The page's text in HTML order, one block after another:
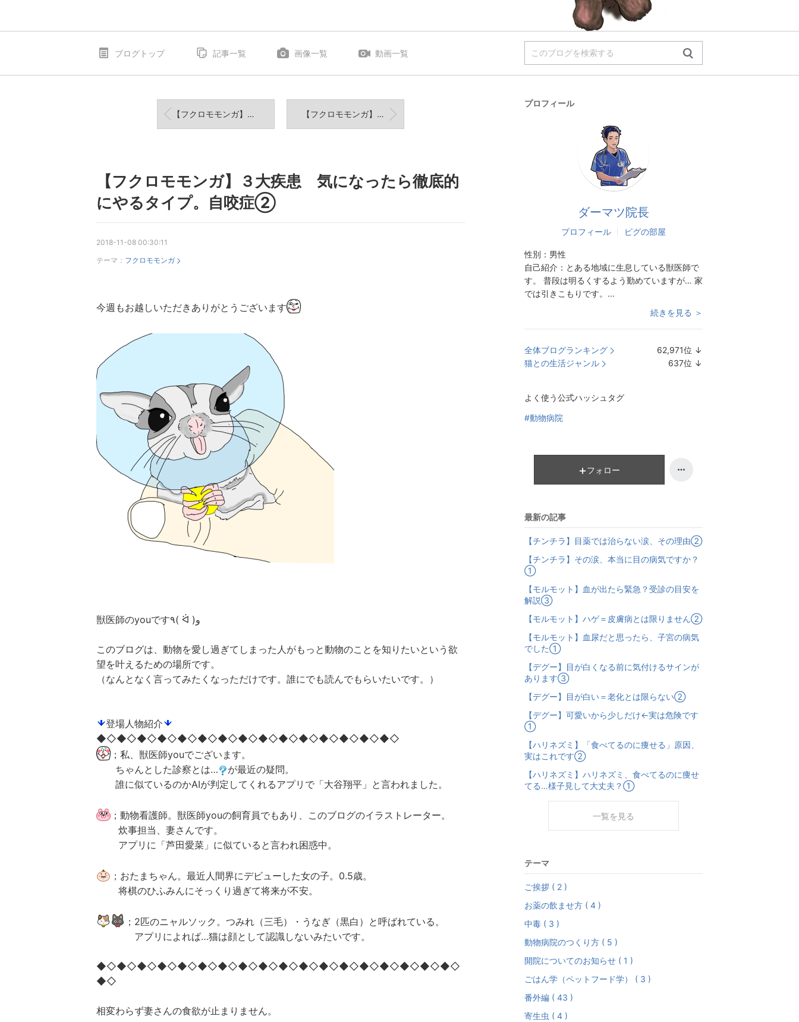
ブログトップ 記事一覧 画像一覧 動画一覧
【フクロモモンガ】3大疾患 そりゃ出てたら気になりますよ。陰茎脱① 【フクロモモンガ】３大疾患 気になったら徹底的にやるタイプ。自咬症①
【フクロモモンガ】３大疾患 気になったら徹底的
にやるタイプ。自咬症②
2018-11-08 00:30:11
テーマ： フクロモモンガ
今週もお越しいただきありがとうございます
獣医師のyouです٩( ᐛ )و
このブログは、動物を愛し過ぎてしまった人がもっと動物のことを知りたいという欲
望を叶えるための場所です。
（なんとなく言ってみたくなっただけです。誰にでも読んでもらいたいです。）
登場人物紹介
◆◇◆◇◆◇◆◇◆◇◆◇◆◇◆◇◆◇◆◇◆◇◆◇◆◇◆◇◆◇
；私、獣医師youでございます。
ちゃんとした診察とは…
が最近の疑問。
誰に似ているのかAIが判定してくれるアプリで「大谷翔平」と言われました。
；動物看護師。獣医師youの飼育員でもあり、このブログのイラストレーター。
炊事担当、妻さんです。
アプリに「芦田愛菜」に似ていると言われ困惑中。
；おたまちゃん。最近人間界にデビューした女の子。0.5歳。
将棋のひふみんにそっくり過ぎて将来が不安。
；2匹のニャルソック。つみれ（三毛）・うなぎ（黒白）と呼ばれている。
アプリによれば…猫は顔として認識しないみたいです。
◆◇◆◇◆◇◆◇◆◇◆◇◆◇◆◇◆◇◆◇◆◇◆◇◆◇◆◇◆◇◆◇◆◇◆◇
◆◇
相変わらず妻さんの食欲が止まりません。
プロフィール
ダーマツ院長
プロフィール ピグの部屋
性別： 男性
自己紹介： とある地域に生息している獣医師で
す。 普段は明るくするよう勤めていますが… 家
では引きこもりです。...
続きを見る ＞
全体ブログランキング 62,971位 ↓
猫との生活ジャンル 637位 ↓
よく使う公式ハッシュタグ
#動物病院
フォロー
最新の記事
【チンチラ】目薬では治らない涙、その理由②
【チンチラ】その涙、本当に目の病気ですか？
①
【モルモット】血が出たら緊急？受診の目安を
解説③
【モルモット】ハゲ＝皮膚病とは限りません②
【モルモット】血尿だと思ったら、子宮の病気
でした①
【デグー】目が白くなる前に気付けるサインが
あります③
【デグー】目が白い＝老化とは限らない②
【デグー】可愛いから少しだけ←実は危険です
①
【ハリネズミ】「食べてるのに痩せる」原因、
実はこれです②
【ハリネズミ】ハリネズミ、食べてるのに痩せ
てる…様子見して大丈夫？①
一覧を見る
テーマ
ご挨拶 ( 2 )
お薬の飲ませ方 ( 4 )
中毒 ( 3 )
動物病院のつくり方 ( 5 )
開院についてのお知らせ ( 1 )
ごはん学（ペットフード学） ( 3 )
番外編 ( 43 )
寄生虫 ( 4 )